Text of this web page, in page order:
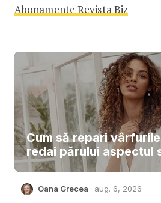
Abonamente Revista Biz
Cum să repari
redai părului aspectul
Oana Grecea aug. 6, 2026